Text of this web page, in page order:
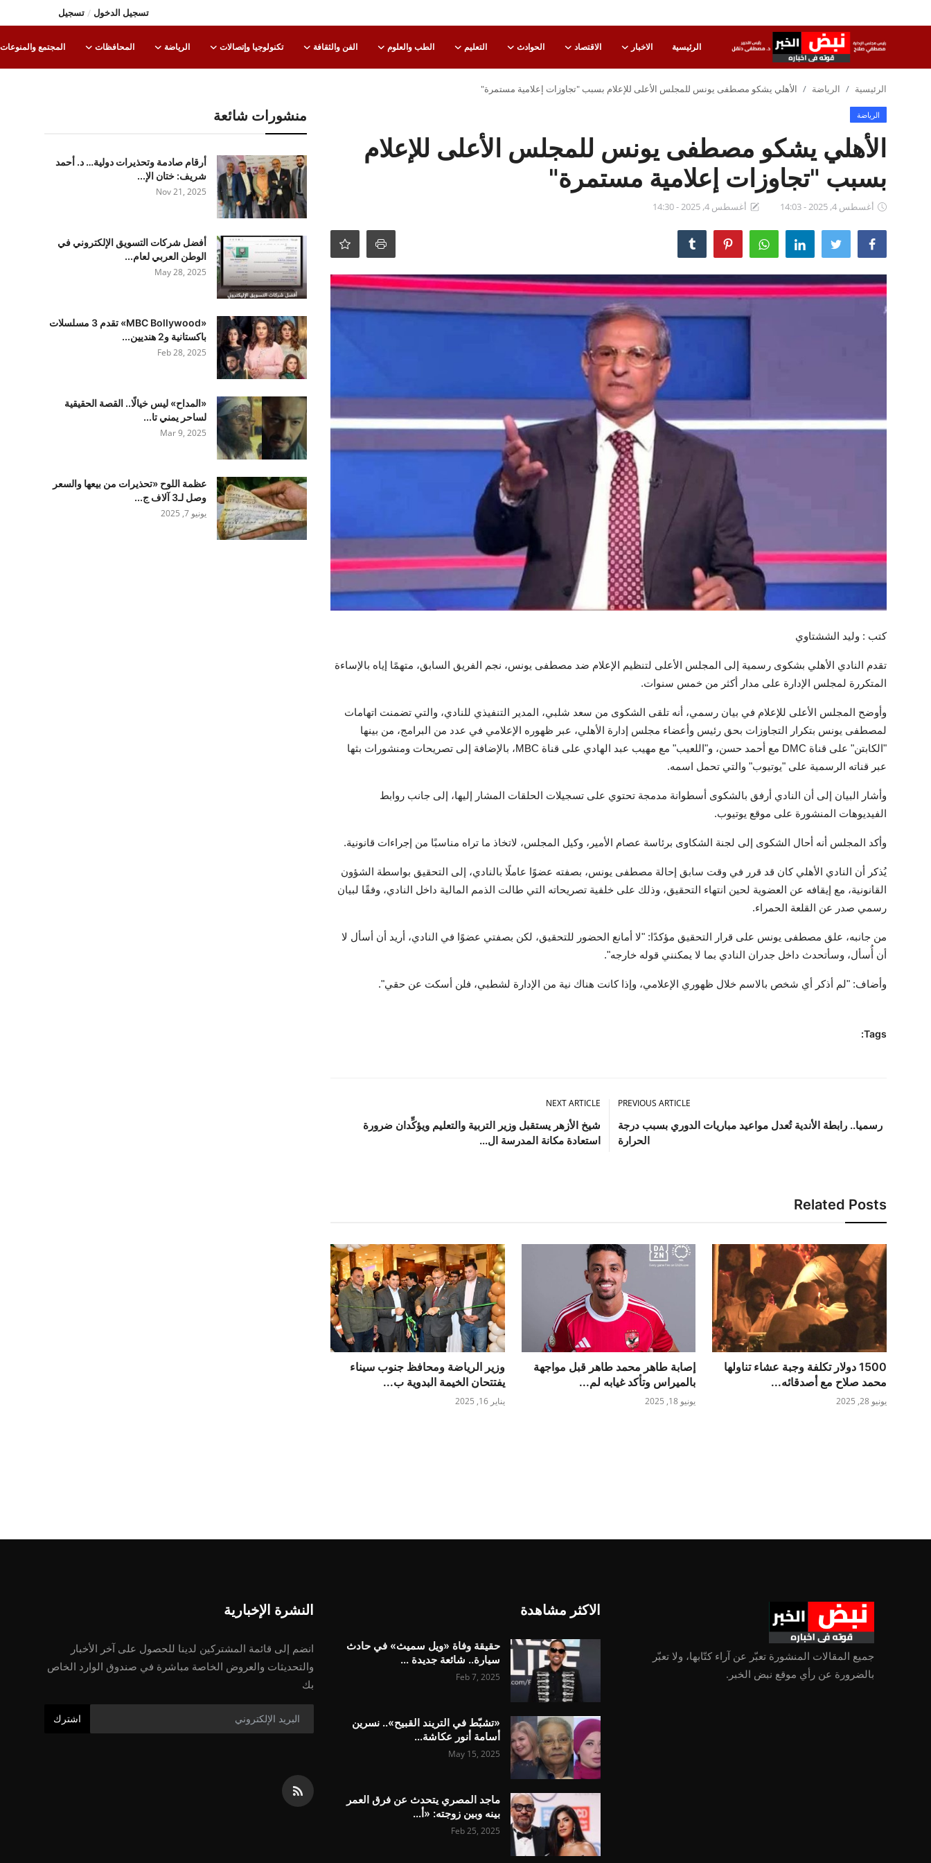
تسجيل الدخول / تسجيل
الرئيسية الاخبار الاقتصاد الحوادث التعليم الطب والعلوم الفن والثقافة تكنولوجيا وإتصالات الرياضة المحافظات المجتمع والمنوعات
الدخول
الاقتصاد
الطب والعلوم
الفن والثقافة
الرئيسية الرياضة الأهلي يشكو مصطفى يونس للمجلس الأعلى للإعلام بسبب "تجاوزات إعلامية مستمرة"
الرياضة
الأهلي يشكو مصطفى يونس للمجلس الأعلى للإعلام
بسبب "تجاوزات إعلامية مستمرة"
أغسطس 4, 2025 - 14:03 أغسطس 4, 2025 - 14:30
كتب : وليد الششتاوي
تقدم النادي الأهلي بشكوى رسمية إلى المجلس الأعلى لتنظيم الإعلام ضد مصطفى يونس، نجم الفريق السابق، متهمًا إياه بالإساءة
المتكررة لمجلس الإدارة على مدار أكثر من خمس سنوات.
وأوضح المجلس الأعلى للإعلام في بيان رسمي، أنه تلقى الشكوى من سعد شلبي، المدير التنفيذي للنادي، والتي تضمنت اتهامات
لمصطفى يونس بتكرار التجاوزات بحق رئيس وأعضاء مجلس إدارة الأهلي، عبر ظهوره الإعلامي في عدد من البرامج، من بينها
"الكابتن" على قناة DMC مع أحمد حسن، و"اللعيب" مع مهيب عبد الهادي على قناة MBC، بالإضافة إلى تصريحات ومنشورات بثها
عبر قناته الرسمية على "يوتيوب" والتي تحمل اسمه.
وأشار البيان إلى أن النادي أرفق بالشكوى أسطوانة مدمجة تحتوي على تسجيلات الحلقات المشار إليها، إلى جانب روابط
الفيديوهات المنشورة على موقع يوتيوب.
وأكد المجلس أنه أحال الشكوى إلى لجنة الشكاوى برئاسة عصام الأمير، وكيل المجلس، لاتخاذ ما تراه مناسبًا من إجراءات قانونية.
يُذكر أن النادي الأهلي كان قد قرر في وقت سابق إحالة مصطفى يونس، بصفته عضوًا عاملًا بالنادي، إلى التحقيق بواسطة الشؤون
القانونية، مع إيقافه عن العضوية لحين انتهاء التحقيق، وذلك على خلفية تصريحاته التي طالت الذمم المالية داخل النادي، وفقًا لبيان
رسمي صدر عن القلعة الحمراء.
من جانبه، علق مصطفى يونس على قرار التحقيق مؤكدًا: "لا أمانع الحضور للتحقيق، لكن بصفتي عضوًا في النادي، أريد أن أسأل لا
أن أُسأل، وسأتحدث داخل جدران النادي بما لا يمكنني قوله خارجه".
وأضاف: "لم أذكر أي شخص بالاسم خلال ظهوري الإعلامي، وإذا كانت هناك نية من الإدارة لشطبي، فلن أسكت عن حقي".
Tags:
PREVIOUS ARTICLE
رسميا.. رابطة الأندية تُعدل مواعيد مباريات الدوري بسبب درجة
الحرارة
NEXT ARTICLE
شيخ الأزهر يستقبل وزير التربية والتعليم ويؤكِّدان ضرورة
استعادة مكانة المدرسة ال...
Related Posts
1500 دولار تكلفة وجبة عشاء تناولها
محمد صلاح مع أصدقائه...
يونيو 28, 2025
إصابة طاهر محمد طاهر قبل مواجهة
بالميراس وتأكد غيابه لم...
يونيو 18, 2025
وزير الرياضة ومحافظ جنوب سيناء
يفتتحان الخيمة البدوية ب...
يناير 16, 2025
منشورات شائعة
أرقام صادمة وتحذيرات دولية… د. أحمد
شريف: ختان الإ...
Nov 21, 2025
أفضل شركات التسويق الإلكتروني في
الوطن العربي لعام...
May 28, 2025
«MBC Bollywood» تقدم 3 مسلسلات
باكستانية و2 هنديين...
Feb 28, 2025
«المداح» ليس خيالًا.. القصة الحقيقية
لساحر يمني تا...
Mar 9, 2025
عظمة اللوح «تحذيرات من بيعها والسعر
وصل لـ3 آلاف ج...
يونيو 7, 2025
جميع المقالات المنشورة تعبّر عن آراء كتّابها، ولا تعبّر
بالضرورة عن رأي موقع نبض الخبر.
الاكثر مشاهدة
حقيقة وفاة «ويل سميث» في حادث
سيارة.. شائعة جديدة ...
Feb 7, 2025
«تشبّط في التريند القبيح».. نسرين
أسامة أنور عكاشة...
May 15, 2025
ماجد المصري يتحدث عن فرق العمر
بينه وبين زوجته: «أ...
Feb 25, 2025
النشرة الإخبارية
انضم إلى قائمة المشتركين لدينا للحصول على آخر الأخبار
والتحديثات والعروض الخاصة مباشرة في صندوق الوارد الخاص
بك
اشترك